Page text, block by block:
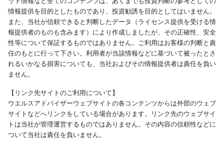
情報提供を目的としたものであり、投資勧誘を目的としてはいません。
また、当社が信頼できると判断したデータ（ライセンス提供を受ける情
報提供者のものも含みます）により作成しましたが、その正確性、安全
性等について保証するものではありません。ご利用はお客様の判断と責
任のもとに行って下さい。利用者が当該情報などに基づいて被ったとさ
れるいかなる損害についても、当社およびその情報提供者は責任を負い
ません。
【リンク先サイトのご利用について】
ウエルスアドバイザーウェブサイトの各コンテンツからは外部のウェブ
サイトなどへリンクをしている場合があります。リンク先のウェブサイ
トは当社が管理運営するものではありません。その内容の信頼性などに
ついて当社は責任を負いません。